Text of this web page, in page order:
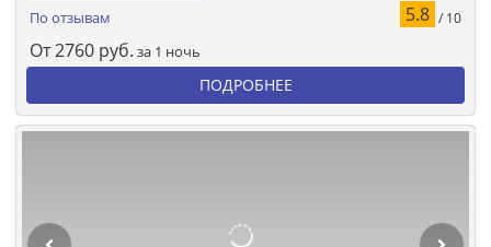
По отзывам
5.8 / 10
От2760 руб. за 1 ночь
ПОДРОБНЕЕ